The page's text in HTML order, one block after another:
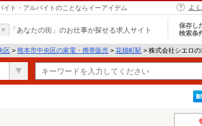
ト・アルバイトのことならイーアイデム よ
「あなたの街」のお仕事が探せる求人サイト
保存し
検索条
区 > 熊本市中央区の家電・携帯販売 > 花畑町駅 > 株式会社シエロ